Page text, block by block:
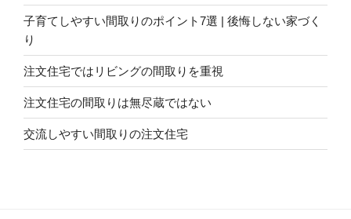
子育てしやすい間取りのポイント7選 | 後悔しない家づく
り
注文住宅ではリビングの間取りを重視
注文住宅の間取りは無尽蔵ではない
交流しやすい間取りの注文住宅